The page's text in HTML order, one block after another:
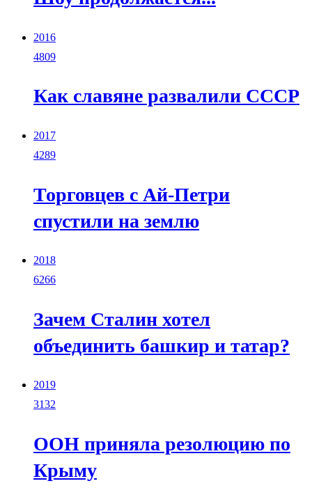
2016
4809
Как славяне развалили CCCР
2017
4289
Торговцев с Ай-Петри
спустили на землю
2018
6266
Зачем Сталин хотел
объединить башкир и татар?
2019
3132
ООН приняла резолюцию по
Крыму